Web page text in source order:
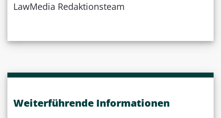
LawMedia Redaktionsteam
Weiterführende Informationen